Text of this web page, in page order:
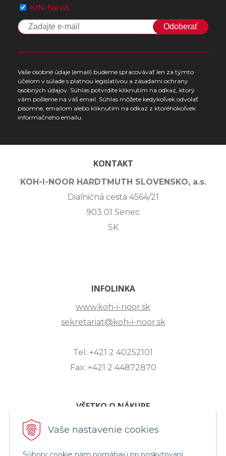
Vaše nastavenie cookies
KIN-News
Odoberať
Vaše osobné údaje (email) budeme spracovávať len za týmto
účelom v súlade s platnou legislatívou a zásadami ochrany
osobných údajov. Súhlas potvrdíte kliknutím na odkaz, ktorý
vám pošleme na váš email. Súhlas môžete kedykoľvek odvolať
písomne, emailom alebo kliknutím na odkaz z ktoréhokoľvek
informačného emailu.
KONTAKT
KOH-I-NOOR HARDTMUTH SLOVENSKO, a.s.
Diaľničná cesta 4564/21
903 01 Senec
SK
INFOLINKA
www.koh-i-noor.sk
sekretariat@koh-i-noor.sk
Tel: +421 2 40252101
Fax: +421 2 44872870
VŠETKO O NÁKUPE
ZASLANIE OTÁZKY